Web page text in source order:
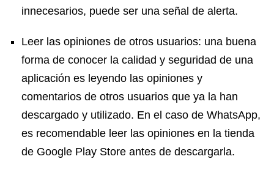
innecesarios, puede ser una señal de alerta.
Leer las opiniones de otros usuarios: una buena
forma de conocer la calidad y seguridad de una
aplicación es leyendo las opiniones y
comentarios de otros usuarios que ya la han
descargado y utilizado. En el caso de WhatsApp,
es recomendable leer las opiniones en la tienda
de Google Play Store antes de descargarla.